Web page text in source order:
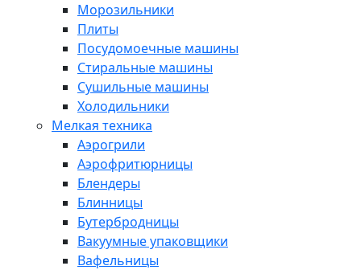
Морозильники
Плиты
Посудомоечные машины
Стиральные машины
Сушильные машины
Холодильники
Мелкая техника
Аэрогрили
Аэрофритюрницы
Блендеры
Блинницы
Бутербродницы
Вакуумные упаковщики
Вафельницы